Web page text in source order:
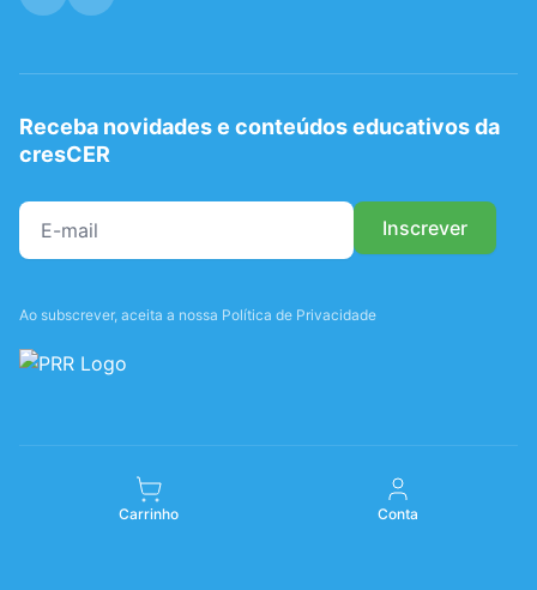
Receba novidades e conteúdos educativos da
cresCER
Ao subscrever, aceita a nossa Política de Privacidade
Carrinho Conta